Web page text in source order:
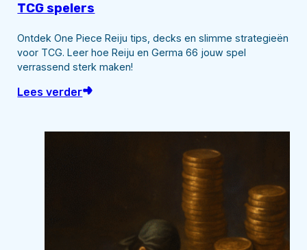
TCG spelers
Ontdek One Piece Reiju tips, decks en slimme strategieën
voor TCG. Leer hoe Reiju en Germa 66 jouw spel
verrassend sterk maken!
Lees verder